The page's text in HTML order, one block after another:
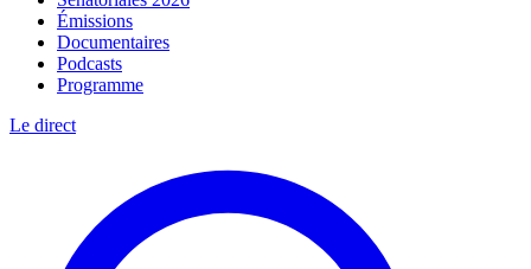
Émissions
Documentaires
Podcasts
Programme
Le direct